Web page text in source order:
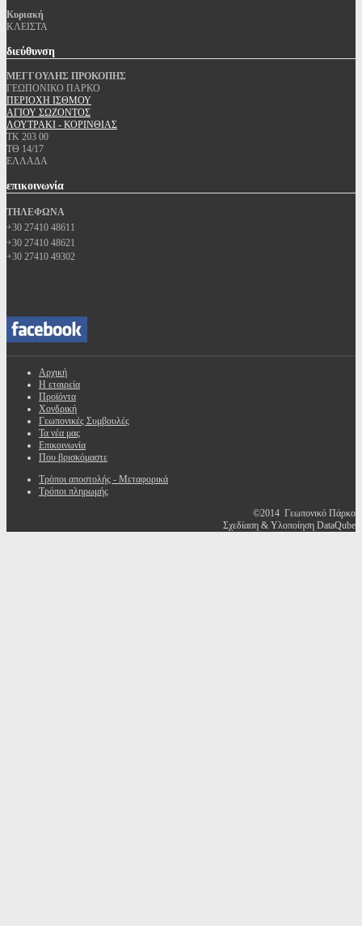
Κυριακή
ΚΛΕΙΣΤΑ
διεύθυνση
ΜΕΓΓΟΥΛΗΣ ΠΡΟΚΟΠΗΣ
ΓΕΩΠΟΝΙΚΟ ΠΑΡΚΟ
ΠΕΡΙΟΧΗ ΙΣΘΜΟΥ
ΑΓΙΟΥ ΣΩΖΟΝΤΟΣ
ΛΟΥΤΡΑΚΙ - ΚΟΡΙΝΘΙΑΣ
ΤΚ 203 00
ΤΘ 14/17
ΕΛΛΑΔΑ
επικοινωνία
ΤΗΛΕΦΩΝΑ
+30 27410 48611
+30 27410 48621
+30 27410 49302
Αρχική
Η εταιρεία
Προϊόντα
Χονδρική
Γεωπονικές Συμβουλές
Τα νέα μας
Επικοινωνία
Που βρισκόμαστε
Τρόποι αποστολής - Μεταφορικά
Τρόποι πληρωμής
©2014 Γεωπονικό Πάρκο
Σχεδίαση & Υλοποίηση DataQube